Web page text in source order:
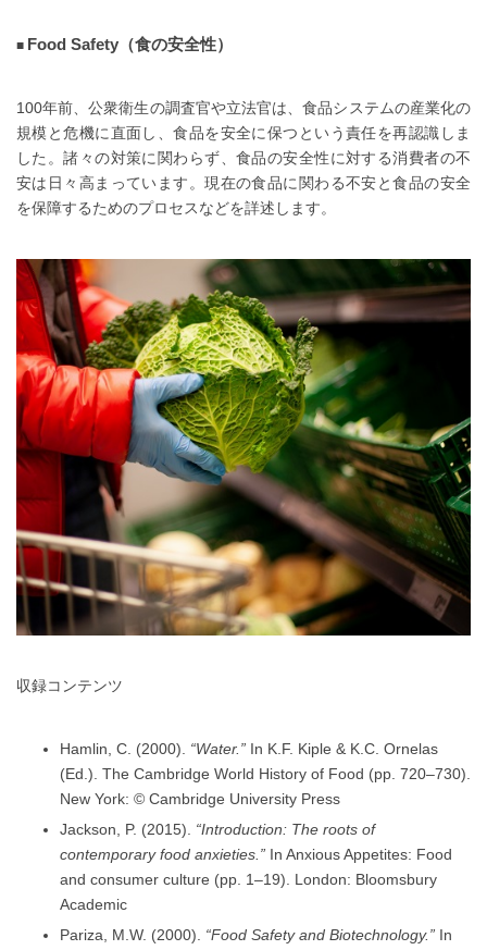
Food Safety（食の安全性）
100年前、公衆衛生の調査官や立法官は、食品システムの産業化の
規模と危機に直面し、食品を安全に保つという責任を再認識しま
した。諸々の対策に関わらず、食品の安全性に対する消費者の不
安は日々高まっています。現在の食品に関わる不安と食品の安全
を保障するためのプロセスなどを詳述します。
収録コンテンツ
Hamlin, C. (2000). “Water.” In K.F. Kiple & K.C. Ornelas
(Ed.). The Cambridge World History of Food (pp. 720–730).
New York: © Cambridge University Press
Jackson, P. (2015). “Introduction: The roots of
contemporary food anxieties.” In Anxious Appetites: Food
and consumer culture (pp. 1–19). London: Bloomsbury
Academic
Pariza, M.W. (2000). “Food Safety and Biotechnology.” In